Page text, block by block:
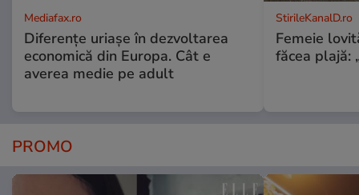
Mediafax.ro
Diferențe uriașe în dezvoltarea
economică din Europa. Cât e
averea medie pe adult
StirileKanalD.ro
Femeie
făcea plajă:
PROMO